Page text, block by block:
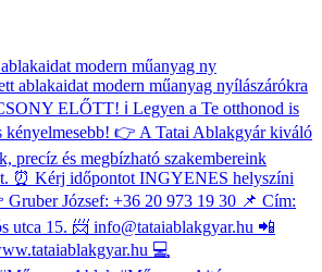
modern műanyag ny